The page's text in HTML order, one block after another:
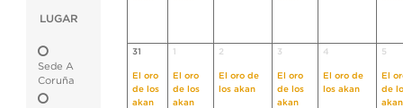
LUGAR
Sede A
Coruña
31
El oro
de los
akan
El oro
de los
akan
2
El oro de
los akan
3
El oro
de los
akan
4
El oro de
los akan
5
El
de
akan